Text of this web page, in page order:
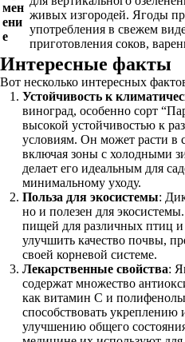
мен
ени
е
живых изгородей. Ягоды
употребления в свежем
приготовления соков,
Интересные факты
Вот несколько интересных
Устойчивость к
виноград, особенно сорт
высокой устойчивостью к
условиям. Он может расти в
включая зоны с холодными
делает его идеальным для
минимальному уходу.
Польза для экосистемы:
но и полезен для
пищей для различных птиц
улучшить качество почвы,
своей корневой системе.
Лекарственные свойства:
содержат множество
как витамин C и
способствовать
улучшению общего